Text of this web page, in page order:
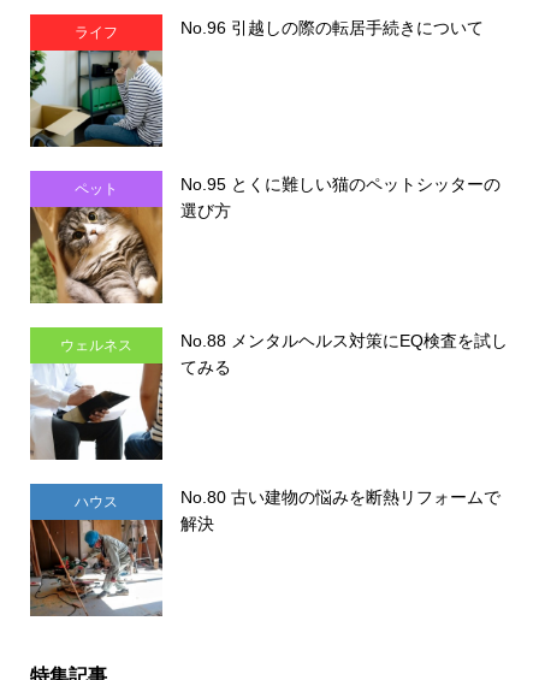
ライフ No.96 引越しの際の転居手続きについて
ペット
No.95 とくに難しい猫のペットシッターの
選び方
ウェルネス
No.88 メンタルヘルス対策にEQ検査を試し
てみる
ハウス
No.80 古い建物の悩みを断熱リフォームで
解決
特集記事